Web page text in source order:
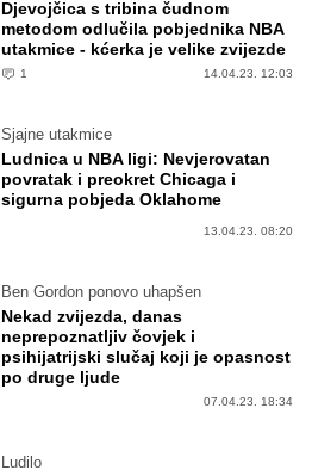
Djevojčica s tribina čudnom
metodom odlučila pobjednika NBA
utakmice - kćerka je velike zvijezde
1 14.04.23. 12:03
Sjajne utakmice
Ludnica u NBA ligi: Nevjerovatan
povratak i preokret Chicaga i
sigurna pobjeda Oklahome
13.04.23. 08:20
Ben Gordon ponovo uhapšen
Nekad zvijezda, danas
neprepoznatljiv čovjek i
psihijatrijski slučaj koji je opasnost
po druge ljude
07.04.23. 18:34
Ludilo